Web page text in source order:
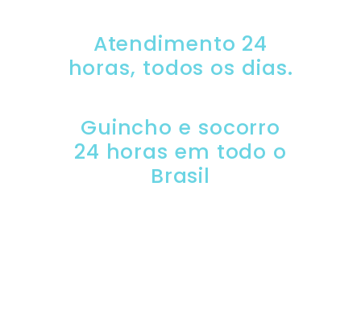
Atendimento 24
horas, todos os dias.
Guincho e socorro
24 horas em todo o
Brasil